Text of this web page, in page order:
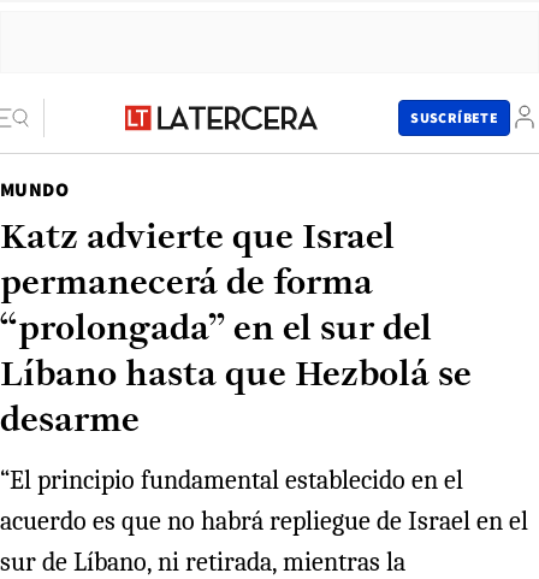
SUSCRÍBETE
MUNDO
Katz advierte que Israel
permanecerá de forma
“prolongada” en el sur del
Líbano hasta que Hezbolá se
desarme
“El principio fundamental establecido en el
acuerdo es que no habrá repliegue de Israel en el
sur de Líbano, ni retirada, mientras la